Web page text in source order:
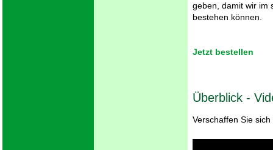
geben, damit wir im
bestehen können.
Jetzt bestellen
Überblick -
Verschaffen Sie